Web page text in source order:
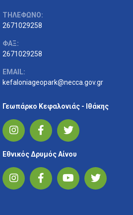
ΤΗΛΕΦΩΝΟ:
2671029258
ΦΑΞ:
2671029258
EMAIL:
kefaloniageopark@necca.gov.gr
Γεωπάρκο Κεφαλονιάς - Ιθάκης
Εθνικός Δρυμός Αίνου